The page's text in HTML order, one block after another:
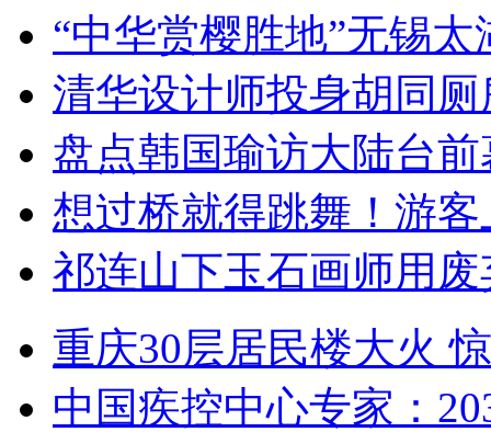
“中华赏樱胜地”无锡
清华设计师投身胡同
盘点韩国瑜访大陆台
想过桥就得跳舞！游客
祁连山下玉石画师用
重庆30层居民楼大火
中国疾控中心专家：